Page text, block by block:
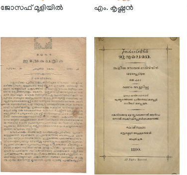
ജോസഫ് മൂളിയിൽ
എം. കൃഷ്ണൻ